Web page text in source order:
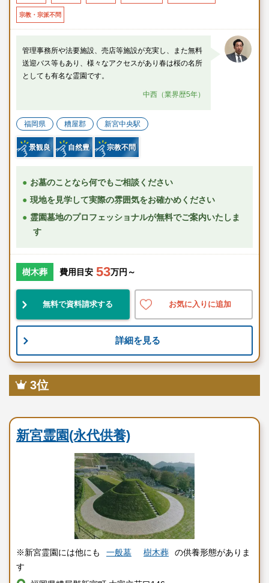
宗教・宗派不問
管理事務所や法要施設、売店等施設が充実し、また無料
送迎バス等もあり、様々なアクセスがあり春は桜の名所
としても有名な霊園です。
中西（業界歴5年）
福岡県 糟屋郡 新宮中央駅
景観良 自然豊 宗教不問
お墓のことなら何でもご相談ください
現地を見学して実際の雰囲気をお確かめください
霊園墓地のプロフェッショナルが無料でご案内いたしま
す
樹木葬 費用目安 53万円～
無料で資料請求する お気に入りに追加
詳細を見る
3位
新宮霊園(永代供養)
※新宮霊園には他にも 一般墓 樹木葬
の供養形態がありま
す